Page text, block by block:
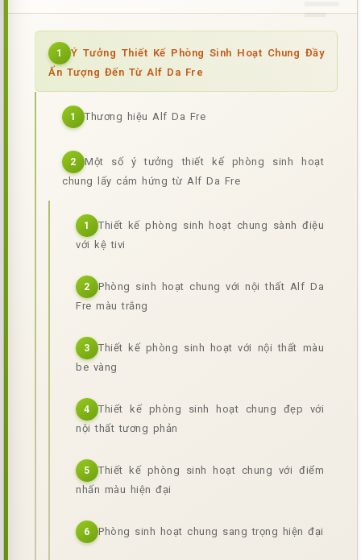
1
Ý Tưởng Thiết Kế Phòng Sinh Hoạt Chung Đầy
Ấn Tượng Đến Từ Alf Da Fre
1 Thương hiệu Alf Da Fre
2
Một số ý tưởng thiết kế phòng sinh hoạt
chung lấy cảm hứng từ Alf Da Fre
1
Thiết kế phòng sinh hoạt chung sành điệu
với kệ tivi
2
Phòng sinh hoạt chung với nội thất Alf Da
Fre màu trắng
3
Thiết kế phòng sinh hoạt với nội thất màu
be vàng
4
Thiết kế phòng sinh hoạt chung đẹp với
nội thất tương phản
5
Thiết kế phòng sinh hoạt chung với điểm
nhấn màu hiện đại
6 Phòng sinh hoạt chung sang trọng hiện đại